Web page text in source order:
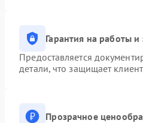
Гарантия на работы и
Предоставляется
детали, что защищает
Прозрачное